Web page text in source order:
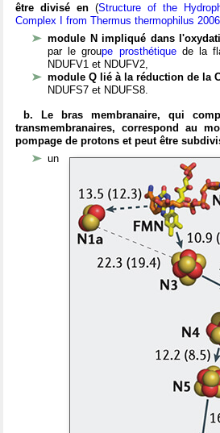
être divisé en (Structure of the
Complex I from Thermus thermophilus 2006
module N impliqué dans
par le groupe prosthétiquede la
NDUFV1 et NDUFV2,
module Q lié à la réduction de la
NDUFS7 et NDUFS8.
b. Le bras membranaire, qui
transmembranaires, correspond au
pompage de protons et peut être
un